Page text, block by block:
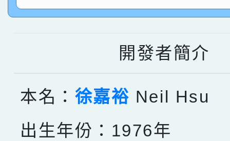
指導老師林老師
賽 劉文瑛教師榮獲教
臺灣台語-第二名
賀！本校參與2026世
市賽榮獲科學小創客佳
開發者簡介
本名： 徐嘉裕 Neil Hsu
出生年份：1976年